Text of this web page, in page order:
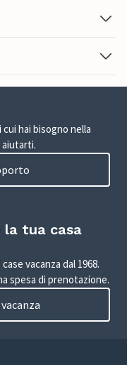
hai bisogno nella
aiutarti.
tua casa
vacanza dal 1968.
spesa di prenotazione.